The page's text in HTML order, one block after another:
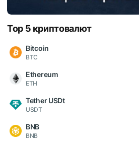
Top 5 криптовалют
Bitcoin
BTC
Ethereum
ETH
Tether USDt
USDT
BNB
BNB